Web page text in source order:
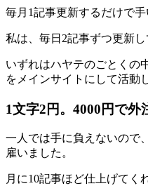
毎月1記事更新するだけで手
私は、毎日2記事ずつ更新し
いずれはハヤテのごとくの
をメインサイトにして活動
1文字2円。4000円で外
一人では手に負えないので
雇いました。
月に10記事ほど仕上げてく